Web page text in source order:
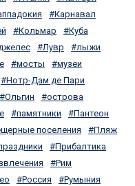
Карнавал
Кольмар
Куба
Лувр
лыжи
мосты
музеи
Нотр-Дам де Пари
Ольгин
острова
памятники
Пантеон
поселения
Пляж
Прибалтика
Рим
Россия
Румыния